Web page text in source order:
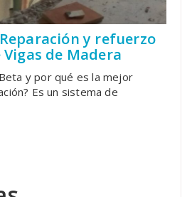
y refuerzo
de Madera
y por qué es la mejor
Es un sistema de